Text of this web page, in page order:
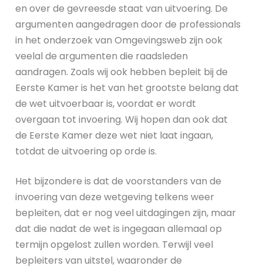
en over de gevreesde staat van uitvoering. De
argumenten aangedragen door de professionals
in het onderzoek van Omgevingsweb zijn ook
veelal de argumenten die raadsleden
aandragen. Zoals wij ook hebben bepleit bij de
Eerste Kamer is het van het grootste belang dat
de wet uitvoerbaar is, voordat er wordt
overgaan tot invoering. Wij hopen dan ook dat
de Eerste Kamer deze wet niet laat ingaan,
totdat de uitvoering op orde is.
Het bijzondere is dat de voorstanders van de
invoering van deze wetgeving telkens weer
bepleiten, dat er nog veel uitdagingen zijn, maar
dat die nadat de wet is ingegaan allemaal op
termijn opgelost zullen worden. Terwijl veel
bepleiters van uitstel, waaronder de